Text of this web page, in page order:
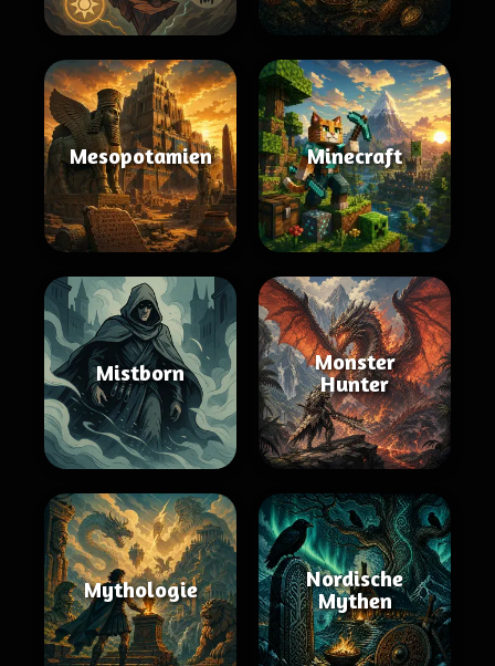
Mesopotamien Minecraft
Mistborn
Monster
Hunter
Mythologie
Nordische
Mythen